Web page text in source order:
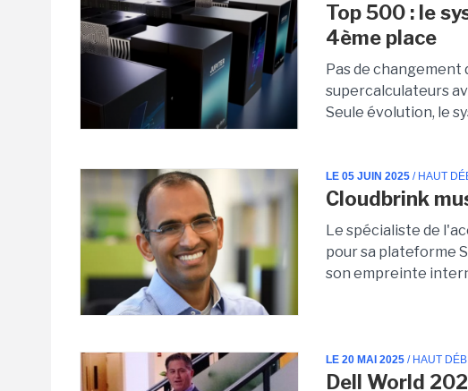
Top 500 : le
4ème place
Pas de changement
supercalculateurs
Seule évolution, le
LE 05 JUIN 2025 / HAUT
Cloudbrink
Le spécialiste de
pour sa plateforme
son empreinte
LE 20 MAI 2025 / HAUT
Dell World